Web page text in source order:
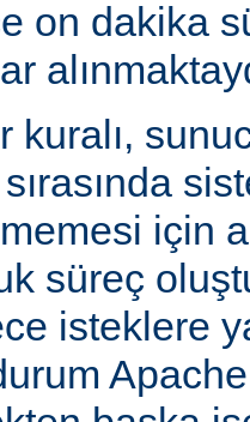
on dakika
kuralı,
için
süreç
isteklere